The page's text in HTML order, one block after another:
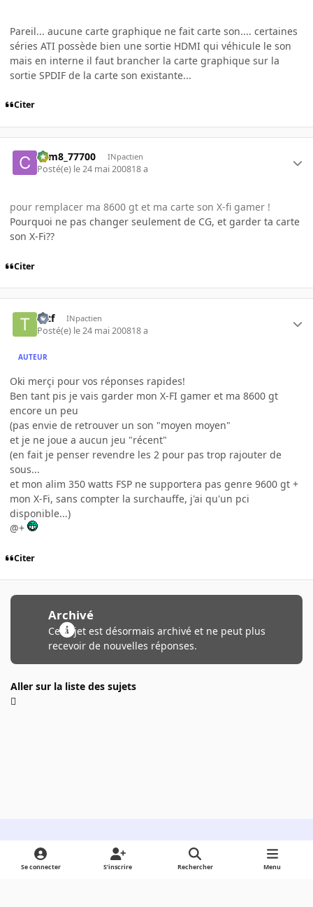
Pareil... aucune carte graphique ne fait carte son.... certaines
séries ATI possède bien une sortie HDMI qui véhicule le son
mais en interne il faut brancher la carte graphique sur la
sortie SPDIF de la carte son existante...
Citer
com8_77700 INpactien
Posté(e) le 24 mai 200818 a
pour remplacer ma 8600 gt et ma carte son X-fi gamer !
Pourquoi ne pas changer seulement de CG, et garder ta carte
son X-Fi??
Citer
tytf INpactien
Posté(e) le 24 mai 200818 a
AUTEUR
Oki merçi pour vos réponses rapides!
Ben tant pis je vais garder mon X-FI gamer et ma 8600 gt
encore un peu
(pas envie de retrouver un son "moyen moyen"
et je ne joue a aucun jeu "récent"
(en fait je penser revendre les 2 pour pas trop rajouter de
sous...
et mon alim 350 watts FSP ne supportera pas genre 9600 gt +
mon X-Fi, sans compter la surchauffe, j'ai qu'un pci
disponible...)
@+
Citer
Archivé
Ce sujet est désormais archivé et ne peut plus
recevoir de nouvelles réponses.
Aller sur la liste des sujets
Light ModeDark ModeSystem Preference
Se connecter S’inscrire Rechercher Menu